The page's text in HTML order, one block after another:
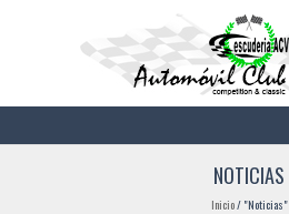
NOTICIAS
Inicio/ "Noticias"